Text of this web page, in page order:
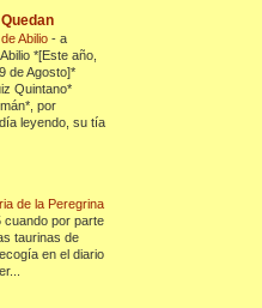
Abilio-a
*[Este año,
de Agosto]*
Quintano*
por
leyendo, su tía
de la Peregrina
cuando por parte
taurinas de
en el diario